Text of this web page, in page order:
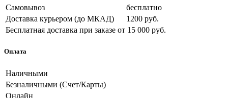
Самовывоз
бесплатно
Доставка курьером (до МКАД)
1200 руб.
Бесплатная доставка при заказе от 15 000 руб.
Оплата
Наличными
Безналичными (Счет/Карты)
Онлайн